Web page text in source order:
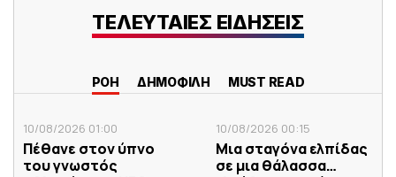
ΤΕΛΕΥΤΑΙΕΣ ΕΙΔΗΣΕΙΣ
ΡΟΗ ΔΗΜΟΦΙΛΗ MUST READ
10/08/2026 01:00
Πέθανε στον ύπνο
του γνωστός
10/08/2026 00:15
Μια σταγόνα ελπίδας
σε μια θάλασσα…